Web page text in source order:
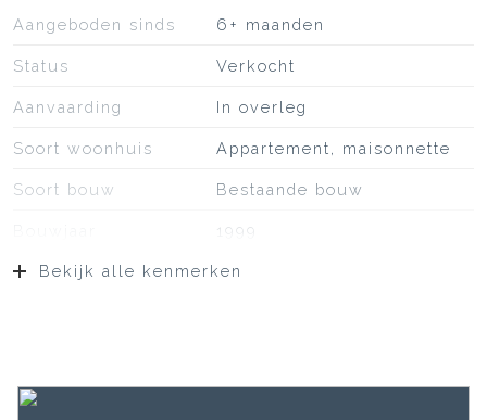
Aangeboden sinds 6+ maanden
Status Verkocht
Aanvaarding In overleg
Soort woonhuis Appartement, maisonnette
Soort bouw Bestaande bouw
1999
Soort dak Bitumineuze dakbedekking
Bekijk alle kenmerken